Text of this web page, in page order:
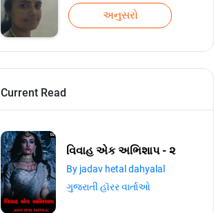
અનુસરો
Current Read
વિવાહ એક અભિશાપ - ૨
By jadav hetal dahyalal
ગુજરાતી હૉરર વાર્તાઓ